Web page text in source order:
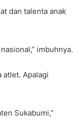
dan talenta anak
imbuhnya.
atlet. Apalagi
Sukabumi,”